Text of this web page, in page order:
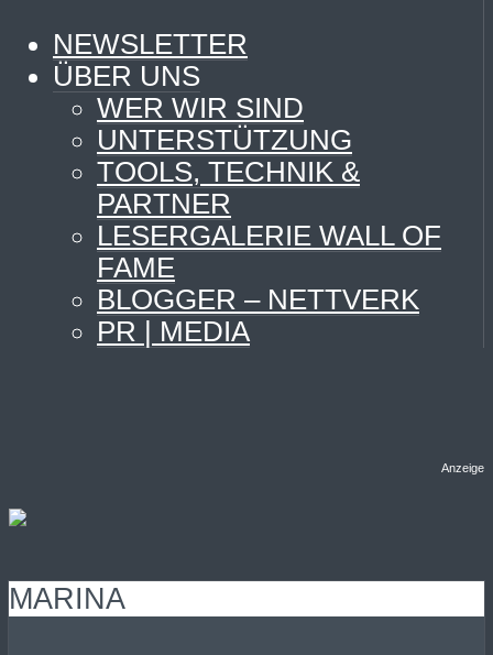
NEWSLETTER
ÜBER UNS
WER WIR SIND
UNTERSTÜTZUNG
TOOLS, TECHNIK &
PARTNER
LESERGALERIE WALL OF
FAME
BLOGGER – NETTVERK
PR | MEDIA
Anzeige
MARINA